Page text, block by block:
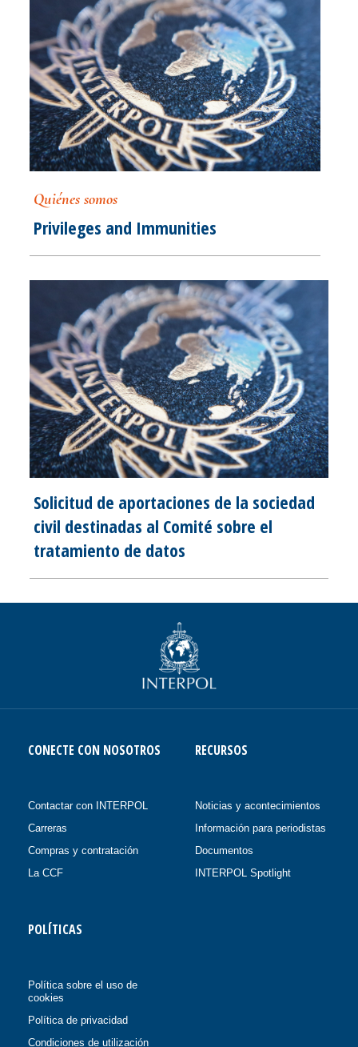
Quiénes somos
Privileges and Immunities
Solicitud de aportaciones de la sociedad
civil destinadas al Comité sobre el
tratamiento de datos
CONECTE CON NOSOTROS
Contactar con INTERPOL
Carreras
Compras y contratación
La CCF
RECURSOS
Noticias y acontecimientos
Información para periodistas
Documentos
INTERPOL Spotlight
POLÍTICAS
Política sobre el uso de
cookies
Política de privacidad
Condiciones de utilización